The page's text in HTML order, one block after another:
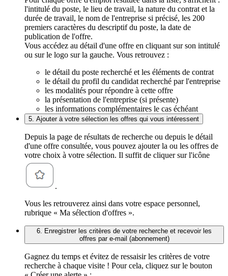
l'intitulé du poste, le lieu de travail, la nature du contrat et la
durée de travail, le nom de l'entreprise si précisé, les 200
premiers caractères du descriptif du poste, la date de
publication de l'offre.
Vous accédez au détail d'une offre en cliquant sur son intitulé
ou sur le logo sur la gauche. Vous retrouvez :
le détail du poste recherché et les éléments de contrat
le détail du profil du candidat recherché par l'entreprise
les modalités pour répondre à cette offre
la présentation de l'entreprise (si présente)
les informations complémentaires le cas échéant
5. Ajouter à votre sélection les offres qui vous intéressent
Depuis la page de résultats de recherche ou depuis le détail
d'une offre consultée, vous pouvez ajouter la ou les offres de
votre choix à votre sélection. Il suffit de cliquer sur l'icône
.
Vous les retrouverez ainsi dans votre espace personnel,
rubrique « Ma sélection d'offres ».
6. Enregistrer les critères de votre recherche et recevoir les
offres par e-mail (abonnement)
Gagnez du temps et évitez de ressaisir les critères de votre
recherche à chaque visite ! Pour cela, cliquez sur le bouton